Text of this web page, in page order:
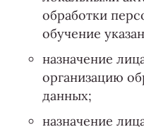
обработки
обучение
назначение
организацию
данных;
назначение